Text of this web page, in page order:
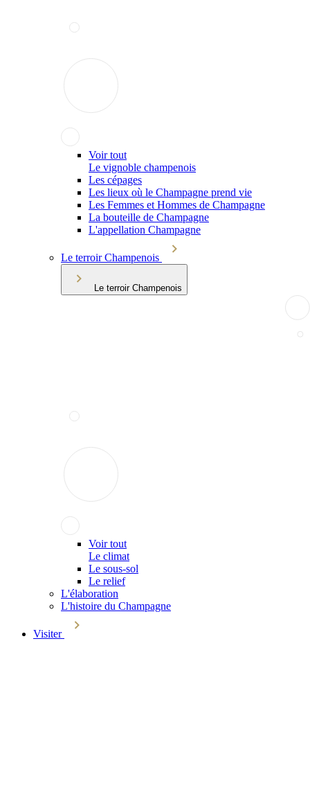
Voir tout
Le vignoble champenois
Les cépages
Les lieux où le Champagne prend vie
Les Femmes et Hommes de Champagne
La bouteille de Champagne
L'appellation Champagne
Le terroir Champenois
Le terroir Champenois
Voir tout
Le climat
Le sous-sol
Le relief
L'élaboration
L'histoire du Champagne
Visiter